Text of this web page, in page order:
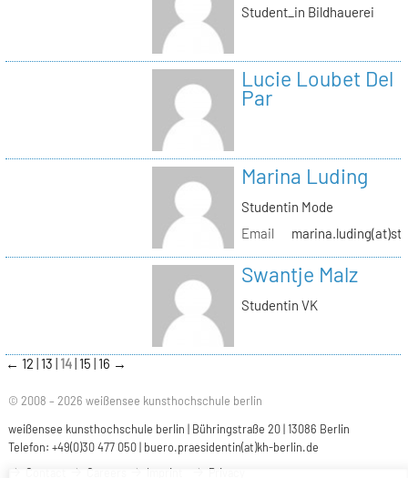
Student_in Bildhauerei
Lucie Loubet Del
Par
Marina Luding
Studentin Mode
Email
Swantje Malz
Studentin VK
← 12 13 14 15 16 →
© 2008 – 2026 weißensee kunsthochschule berlin
weißensee kunsthochschule berlin | Bühringstraße 20 | 13086 Berlin
Telefon: +49(0)30 477 050 | buero.praesidentin(at)kh-berlin.de
Contact
Careers Imprint Privacy